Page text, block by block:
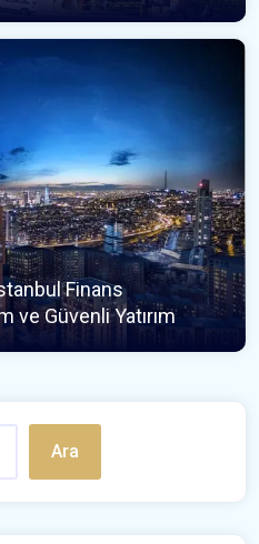
Finans
ve Güvenli Yatırım
Ara